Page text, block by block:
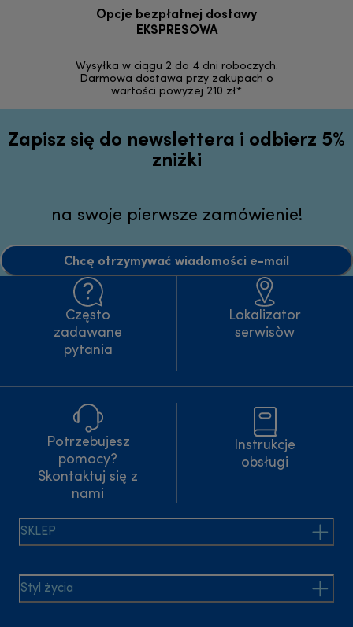
Opcje bezpłatnej dostawy
EKSPRESOWA
Wysyłka w ciągu 2 do 4 dni roboczych.
Darmowa dostawa przy zakupach o
wartości powyżej 210 zł*
Zapisz się do newslettera i odbierz 5%
zniżki
na swoje pierwsze zamówienie!
Chcę otrzymywać wiadomości e-mail
Często
zadawane
pytania
Lokalizator
serwisòw
Potrzebujesz
pomocy?
Skontaktuj się z
nami
Instrukcje
obsługi
SKLEP
Styl życia